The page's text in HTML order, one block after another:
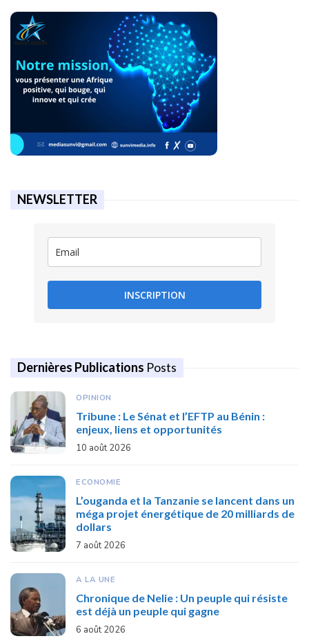
NEWSLETTER
INSCRIPTION
Dernières Publications Posts
OPINION
Tribune : Le Sénat et l’EFTP au Bénin :
enjeux, liens et opportunités
10 août 2026
ECONOMIE
L’ouganda et la Tanzanie se lancent dans un
méga projet énergétique de 20 milliards de
dollars
7 août 2026
A LA UNE
Chronique de Nelie : Un peuple qui résiste
est déjà un peuple qui gagne
6 août 2026